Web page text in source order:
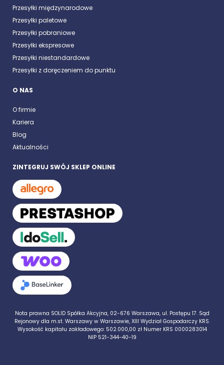
Przesyłki międzynarodowe
Przesyłki paletowe
Przesyłki pobraniowe
Przesyłki ekspresowe
Przesyłki niestandardowe
Przesyłki z doręczeniem do punktu
O NAS
O firmie
Kariera
Blog
Aktualności
ZINTEGRUJ SWÓJ SKLEP ONLINE
Nota prawna SOLID Spółka Akcyjna, 02-676 Warszawa, ul. Postępu 17. Sąd
Rejonowy dla m.st. Warszawy w Warszawie, XIII Wydział Gospodarczy KRS.
Wysokość kapitału zakładowego: 502.000,00 zł Numer KRS 0000283014
NIP 521-344-40-19